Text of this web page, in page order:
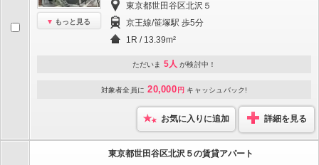
もっと見る
東京都世田谷区北沢５
京王線/笹塚駅 歩5分
1R / 13.39m²
ただいま 5人 が検討中！
対象者全員に 20,000 円 キャッシュバック!
お気に入りに追加 詳細を見る
東京都世田谷区北沢５の賃貸アパート